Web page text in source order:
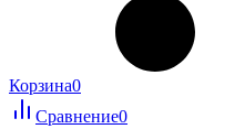
Корзина0
Сравнение0